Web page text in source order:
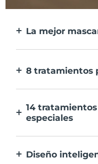
La mejor
8 tratamientos
14
especiales
mascarilla.
Diseño